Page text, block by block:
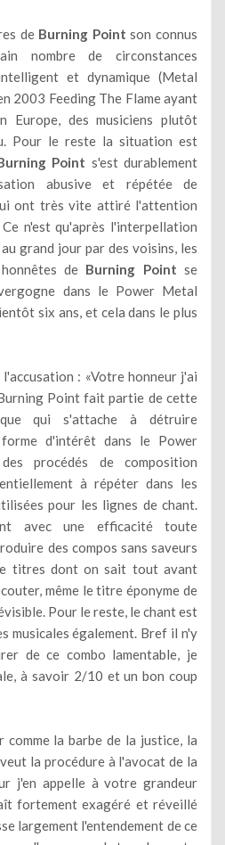
de Burning Point son connus
nombre de circonstances
et dynamique (Metal
2003 Feeding The Flame ayant
Europe, des musiciens plutôt
Pour le reste la situation est
Point s'est durablement
abusive et répétée de
ont très vite attiré l'attention
n'est qu'après l'interpellation
grand jour par des voisins, les
de Burning Point se
dans le Power Metal
six ans, et cela dans le plus
: «Votre honneur j'ai
Point fait partie de cette
qui s'attache à détruire
d'intérêt dans le Power
procédés de composition
à répéter dans les
pour les lignes de chant.
avec une efficacité toute
des compos sans saveurs
titres dont on sait tout avant
même le titre éponyme de
Pour le reste, le chant est
musicales également. Bref il n'y
de ce combo lamentable, je
à savoir 2/10 et un bon coup
la barbe de la justice, la
la procédure à l'avocat de la
j'en appelle à votre grandeur
fortement exagéré et réveillé
largement l'entendement de ce